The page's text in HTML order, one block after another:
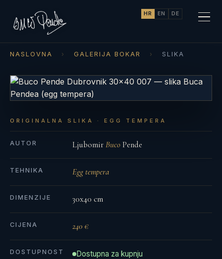
HR EN DE
NASLOVNA › GALERIJA BOKAR › SLIKA
ORIGINALNA SLIKA · EGG TEMPERA
AUTOR LjubomirBucoPende
TEHNIKA Egg tempera
DIMENZIJE 30x40 cm
CIJENA 240 €
DOSTUPNOST Dostupna za kupnju